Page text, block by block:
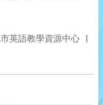
英語教學資源中心 |